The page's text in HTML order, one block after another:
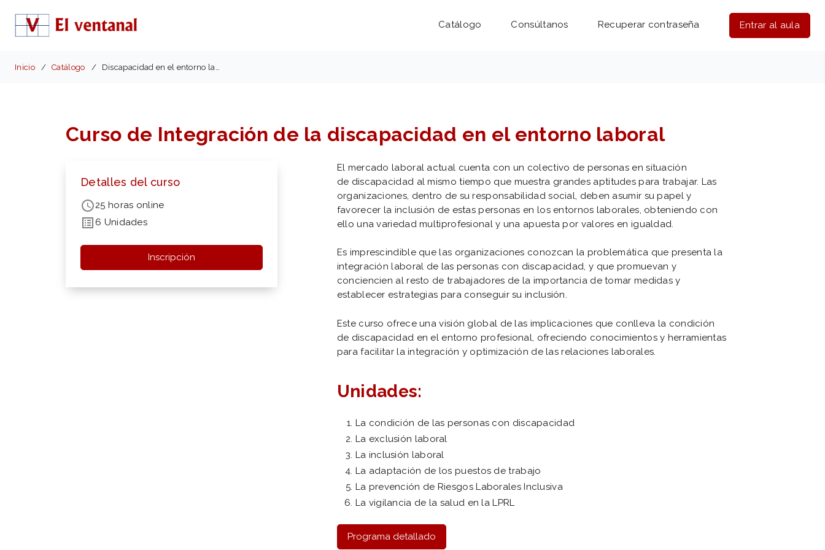
Catálogo Consúltanos Recuperar contraseña Entrar al aula
Inicio Catálogo Discapacidad en el entorno laboral
Curso de Integración de la discapacidad en el entorno laboral
Detalles del curso
25 horas online
6 Unidades
Inscripción
El mercado laboral actual cuenta con un colectivo de personas en situación
de discapacidad al mismo tiempo que muestra grandes aptitudes para trabajar. Las
organizaciones, dentro de su responsabilidad social, deben asumir su papel y
favorecer la inclusión de estas personas en los entornos laborales, obteniendo con
ello una variedad multiprofesional y una apuesta por valores en igualdad.
Es imprescindible que las organizaciones conozcan la problemática que presenta la
integración laboral de las personas con discapacidad, y que promuevan y
conciencien al resto de trabajadores de la importancia de tomar medidas y
establecer estrategias para conseguir su inclusión.
Este curso ofrece una visión global de las implicaciones que conlleva la condición
de discapacidad en el entorno profesional, ofreciendo conocimientos y herramientas
para facilitar la integración y optimización de las relaciones laborales.
Unidades:
La condición de las personas con discapacidad
La exclusión laboral
La inclusión laboral
La adaptación de los puestos de trabajo
La prevención de Riesgos Laborales Inclusiva
La vigilancia de la salud en la LPRL
Programa detallado